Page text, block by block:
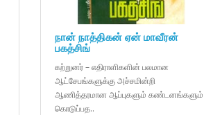
நான் நாத்திகன் ஏன் மாவீரன்
பகத்சிங்
கற்றுனர் – எதிராளிகளின் பலமான
ஆட்சேபங்களுக்கு அச்சமின்றி
ஆணித்தரமான ஆப்புகளும் கண்டனங்களும்
கொடுப்பத..